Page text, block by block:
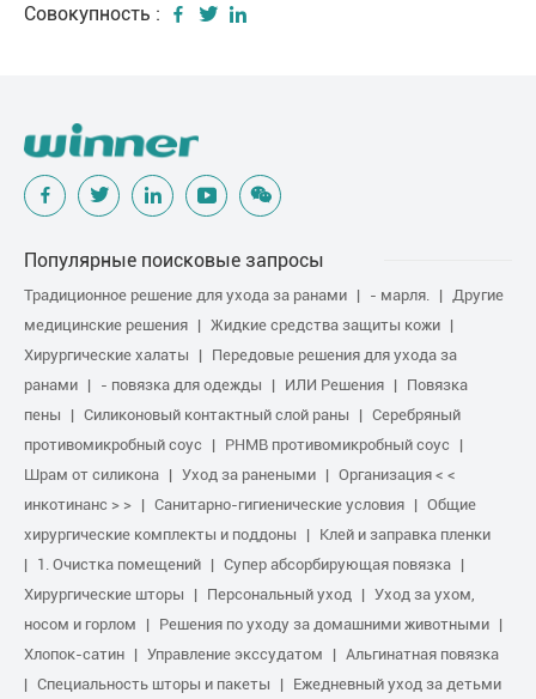
Совокупность :
Популярные поисковые запросы
Традиционное решение для ухода за ранами - марля.
Другие
медицинские решения
Жидкие средства защиты кожи
Хирургические халаты
Передовые решения для ухода за
ранами
- повязка для одежды ИЛИ Решения
Повязка
пены
Силиконовый контактный слой раны
Серебряный
противомикробный соус
PHMB противомикробный соус
Шрам от силикона
Уход за ранеными
Организация < <
инкотинанс > >
Санитарно-гигиенические условия
Общие
хирургические комплекты и поддоны
Клей и заправка пленки
1. Очистка помещений
Супер абсорбирующая повязка
Хирургические шторы
Персональный уход
Уход за ухом,
носом и горлом
Решения по уходу за домашними животными
Хлопок-сатин
Управление экссудатом
Альгинатная повязка
Специальность шторы и пакеты
Ежедневный уход за детьми